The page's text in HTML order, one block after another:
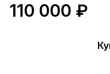
110 000 ₽